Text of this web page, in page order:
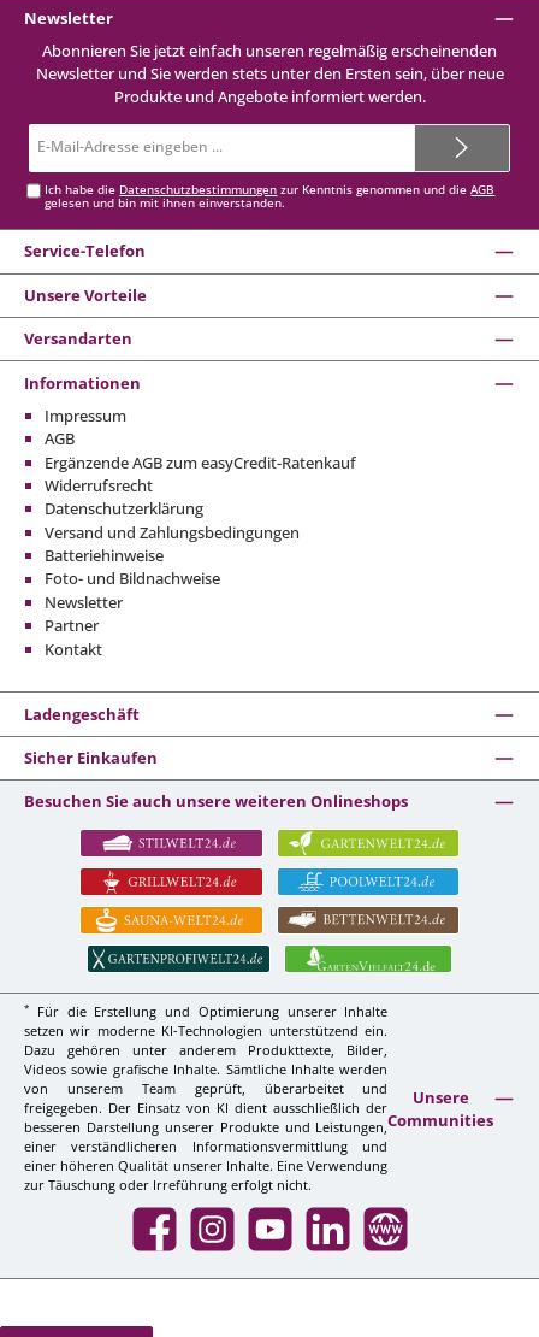
Newsletter
Abonnieren Sie jetzt einfach unseren regelmäßig erscheinenden
Newsletter und Sie werden stets unter den Ersten sein, über neue
Produkte und Angebote informiert werden.
Mail-
Ich habe die Datenschutzbestimmungen zur Kenntnis genommen und dieAGB
gelesen und bin mit ihnen einverstanden.
Service-Telefon
Unsere Vorteile
Versandarten
Informationen
Impressum
AGB
Ergänzende AGB zum easyCredit-Ratenkauf
Widerrufsrecht
Datenschutzerklärung
Versand und Zahlungsbedingungen
Batteriehinweise
Foto- und Bildnachweise
Newsletter
Partner
Kontakt
Ladengeschäft
Sicher Einkaufen
Besuchen Sie auch unsere weiteren Onlineshops
*
Für die Erstellung und Optimierung unserer Inhalte
setzen wir moderne KI-Technologien unterstützend ein.
Dazu gehören unter anderem Produkttexte, Bilder,
Videos sowie grafische Inhalte. Sämtliche Inhalte werden
von unserem Team geprüft, überarbeitet und
freigegeben. Der Einsatz von KI dient ausschließlich der
besseren Darstellung unserer Produkte und Leistungen,
einer verständlicheren Informationsvermittlung und
einer höheren Qualität unserer Inhalte. Eine Verwendung
zur Täuschung oder Irreführung erfolgt nicht.
Unsere
Communities
Facebook InstagramYouTube LinkedIn Website